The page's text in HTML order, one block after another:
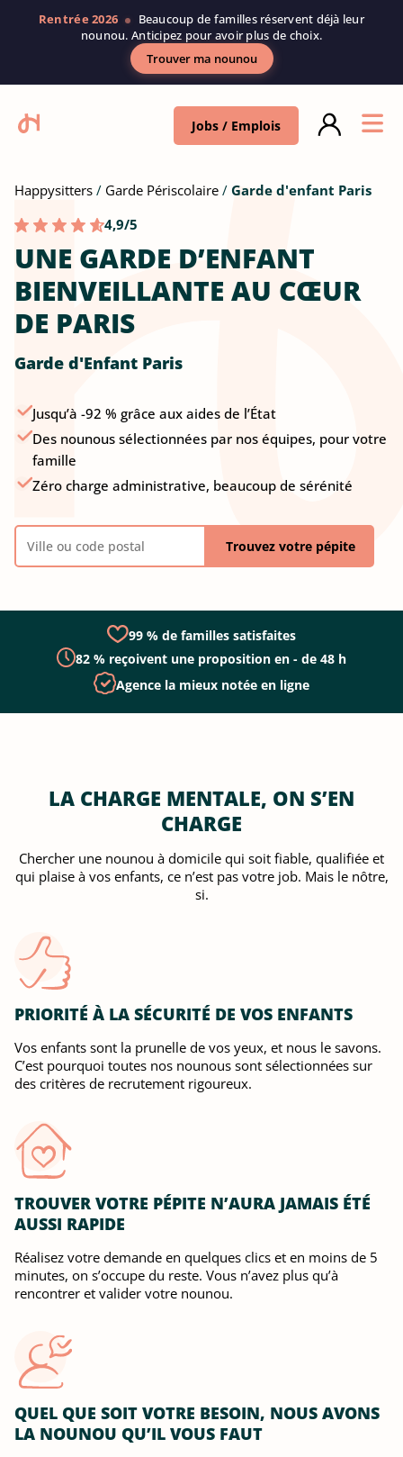
Rentrée 2026
Beaucoup de familles réservent déjà leur
nounou. Anticipez pour avoir plus de choix.
Trouver ma nounou
Jobs / Emplois
Happysitters Garde Périscolaire
Garde d'enfant Paris
4,9/5
UNE GARDE D’ENFANT
BIENVEILLANTE AU CŒUR
DE PARIS
Garde d'Enfant Paris
Jusqu’à -92 % grâce aux aides de l’État
Des nounous sélectionnées par nos équipes, pour votre
famille
Zéro charge administrative, beaucoup de sérénité
Trouvez votre pépite
99 % de familles satisfaites
82 % reçoivent une proposition en - de 48 h
Agence la mieux notée en ligne
LA CHARGE MENTALE, ON S’EN
CHARGE
Chercher une nounou à domicile qui soit fiable, qualifiée et
qui plaise à vos enfants, ce n’est pas votre job. Mais le nôtre,
si.
PRIORITÉ À LA SÉCURITÉ DE VOS ENFANTS
Vos enfants sont la prunelle de vos yeux, et nous le savons.
C’est pourquoi toutes nos nounous sont sélectionnées sur
des critères de recrutement rigoureux.
TROUVER VOTRE PÉPITE N’AURA JAMAIS ÉTÉ
AUSSI RAPIDE
Réalisez votre demande en quelques clics et en moins de 5
minutes, on s’occupe du reste. Vous n’avez plus qu’à
rencontrer et valider votre nounou.
QUEL QUE SOIT VOTRE BESOIN, NOUS AVONS
LA NOUNOU QU’IL VOUS FAUT